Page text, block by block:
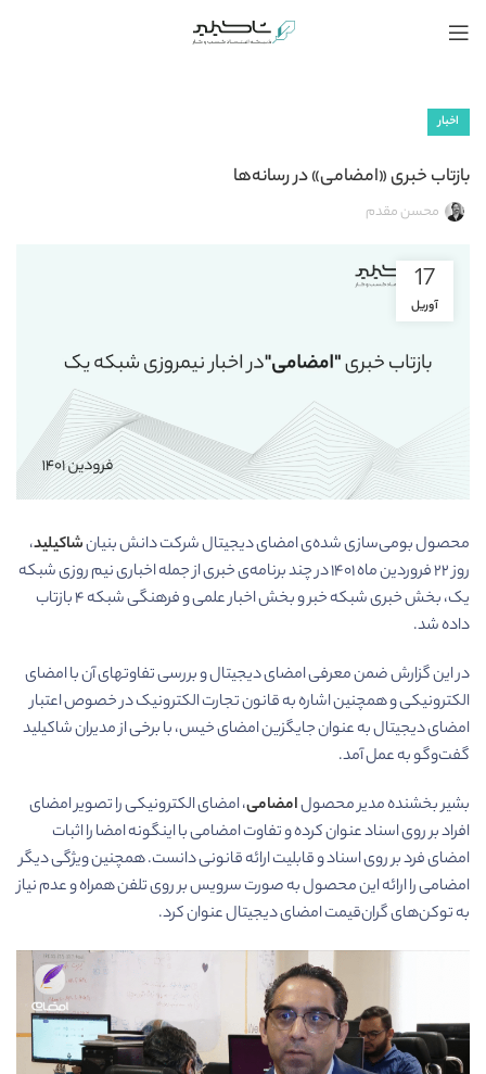
اخبار
بازتاب خبری «امضامی» در رسانه‌ها
محسن مقدم
17
آوریل
محصول بومی­‌سازی شده‌­ی امضای دیجیتال شرکت دانش بنیانشاکیلید،
روز ۲۲ فروردین ماه ۱۴۰۱ در چند برنامه­‌ی خبری از جمله اخباری نیم روزی شبکه
یک، بخش خبری شبکه خبر و بخش اخبار علمی و فرهنگی شبکه ۴ بازتاب
داده شد.
در این گزارش ضمن معرفی امضای دیجیتال و بررسی تفاوت­های آن با امضای
الکترونیکی و همچنین اشاره به قانون تجارت الکترونیک در خصوص اعتبار
امضای دیجیتال به عنوان جایگزین امضای خیس، با برخی از مدیران شاکیلید
گفت‌و‌گو به عمل آمد.
بشیر بخشنده مدیر محصولامضامی، امضای الکترونیکی را تصویر امضای
افراد بر روی اسناد عنوان کرده و تفاوت امضامی با اینگونه امضا را اثبات
امضای فرد بر روی اسناد و قابلیت ارائه قانونی دانست. همچنین ویژگی دیگر
امضامی را ارائه این محصول به صورت سرویس بر روی تلفن همراه و عدم نیاز
به توکن­‌های گران­‌قیمت امضای دیجیتال عنوان کرد.